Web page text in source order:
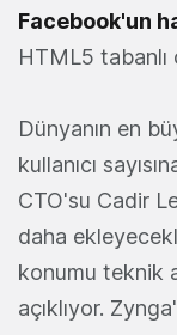
Facebook'un
HTML5 tabanlı
Dünyanın en
kullanıcı
CTO'su Cadir
daha
konumu teknik
açıklıyor.